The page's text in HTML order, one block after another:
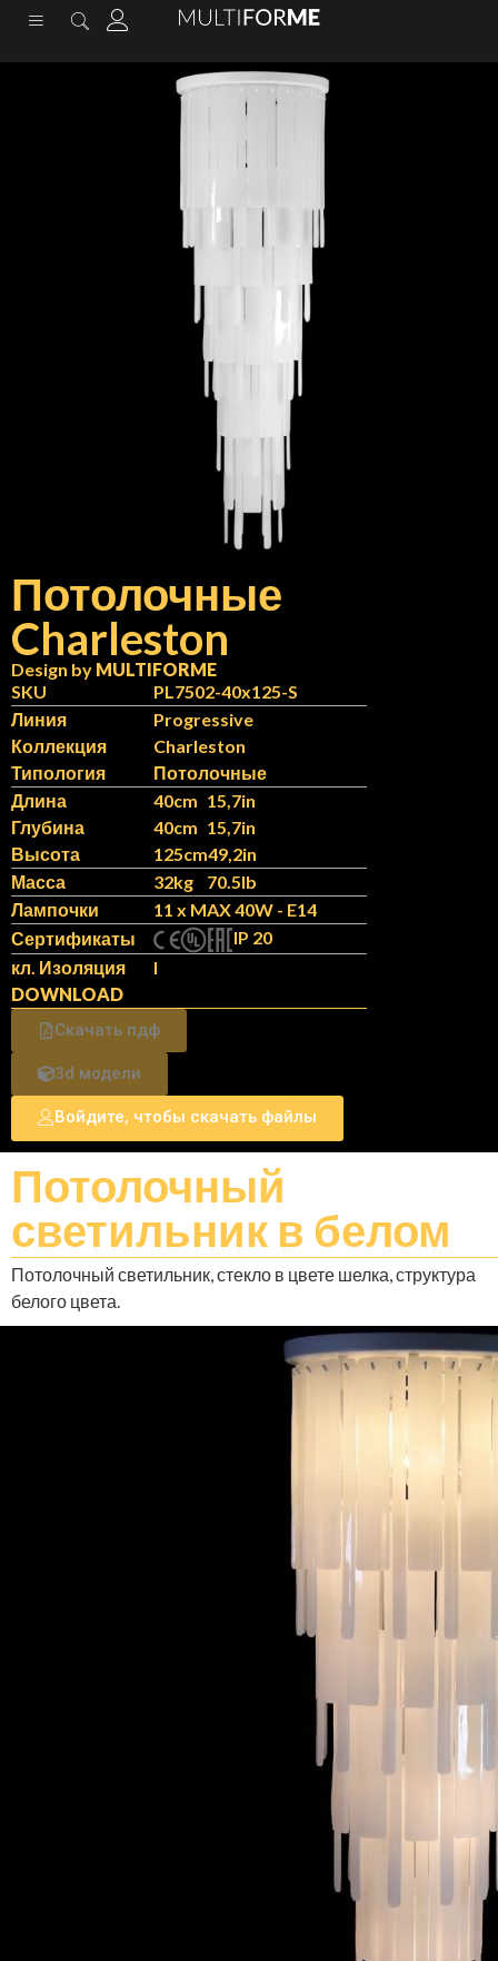
содержимому
IT
Charleston
Design by MULTIFORME
Потолочные
SKU
PL7502-40x125-S
Линия
Progressive
Коллекция
Charleston
Типология
Потолочные
Длина
40cm 15,7in
Глубина
40cm 15,7in
Высота
125cm49,2in
Масса
32kg
70.5lb
Лампочки
11 x MAX 40W - E14
Сертификаты
IP 20
кл. Изоляция
I
DOWNLOAD
Скачать пдф
3d модели
Войдите, чтобы скачать файлы
Потолочный
светильник в белом
Потолочный светильник, стекло в цвете шелка, структура
белого цвета.